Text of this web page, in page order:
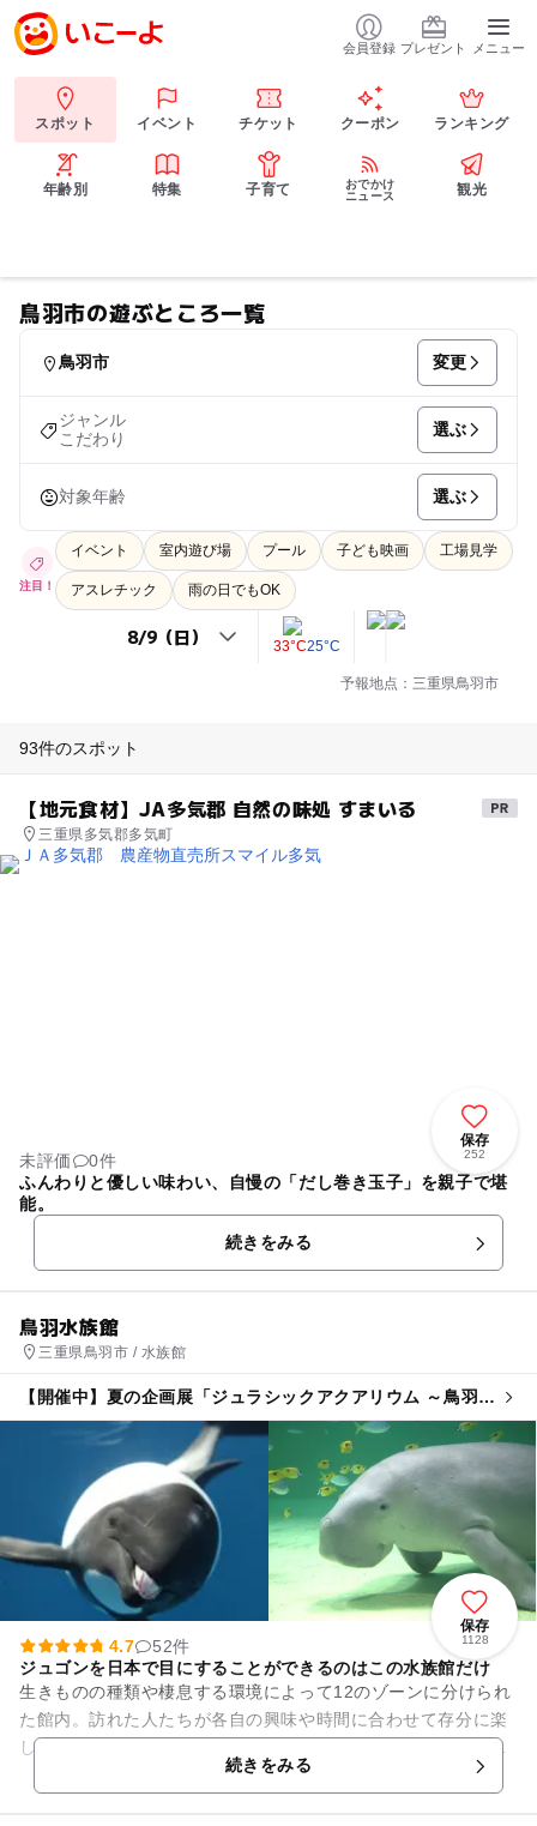
会員登録 プレゼント メニュー
スポット イベント チケット クーポン ランキング
年齢別 特集 子育て
おでかけ
ニュース
観光
鳥羽市の遊ぶところ一覧
鳥羽市 変更
ジャンル
こだわり
選ぶ
対象年齢 選ぶ
注目！
イベント 室内遊び場 プール 子ども映画 工場見学
アスレチック 雨の日でもOK
33°C25°C
予報地点：三重県鳥羽市
93件のスポット
【地元食材】JA多気郡 自然の味処 すまいる
三重県多気郡多気町
保存
252
未評価
0件
ふんわりと優しい味わい、自慢の「だし巻き玉子」を親子で堪
能。
続きをみる
鳥羽水族館
三重県鳥羽市 / 水族館
【開催中】夏の企画展「ジュラシックアクアリウム ～鳥羽の
保存
1128
4.7
52件
ジュゴンを日本で目にすることができるのはこの水族館だけ
生きものの種類や棲息する環境によって12のゾーンに分けられ
た館内。訪れた人たちが各自の興味や時間に合わせて存分に楽
しむことができるよう、観覧順序は決められておらず、自由通
続きをみる